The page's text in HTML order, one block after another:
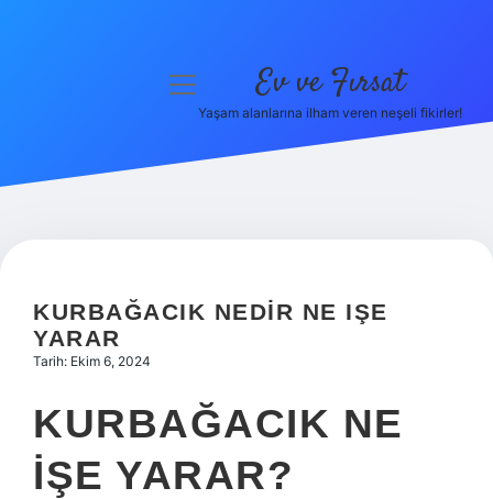
Hakkımızda
menüyü
Ev ve Fırsat
Yaşam alanlarına ilham veren neşeli fikirler!
KURBAĞACIK NEDIR NE IŞE
YARAR
Tarih: Ekim 6, 2024
KURBAĞACIK NE
IŞE YARAR?